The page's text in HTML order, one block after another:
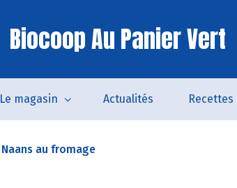
Biocoop Au Panier Vert
Le magasin Actualités Recettes
Naans au fromage